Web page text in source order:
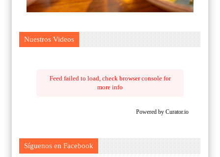
Nuestros Videos
Feed failed to load, check browser console for
more info
Powered by Curator.io
Síguenos en Facebook